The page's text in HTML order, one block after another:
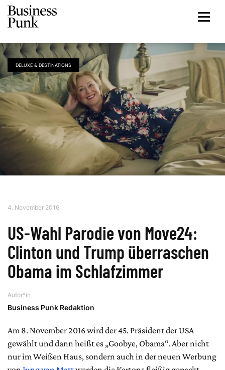
DELUXE & DESTINATIONS
4. November 2016
US-Wahl Parodie von Move24:
Clinton und Trump überraschen
Obama im Schlafzimmer
Autor*in
Business Punk Redaktion
Am 8. November 2016 wird der 45. Präsident der USA
gewählt und dann heißt es „Goobye, Obama“. Aber nicht
nur im Weißen Haus, sondern auch in der neuen Werbung